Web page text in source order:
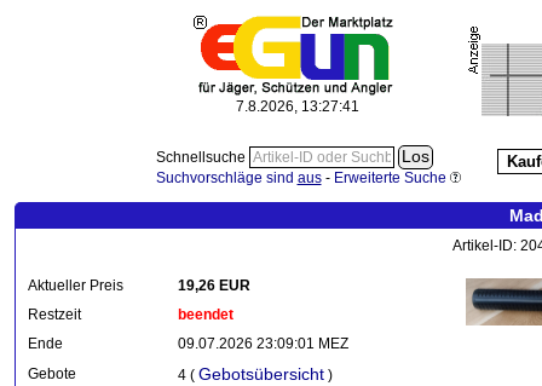
7.8.2026, 13:27:42
Schnellsuche
Suchvorschläge sind aus- Erweiterte Suche
Artikel-ID:
Aktueller Preis
19,26 EUR
Restzeit
beendet
Ende
09.07.2026 23:09:01 MEZ
Gebote
4 ( Gebotsübersicht )